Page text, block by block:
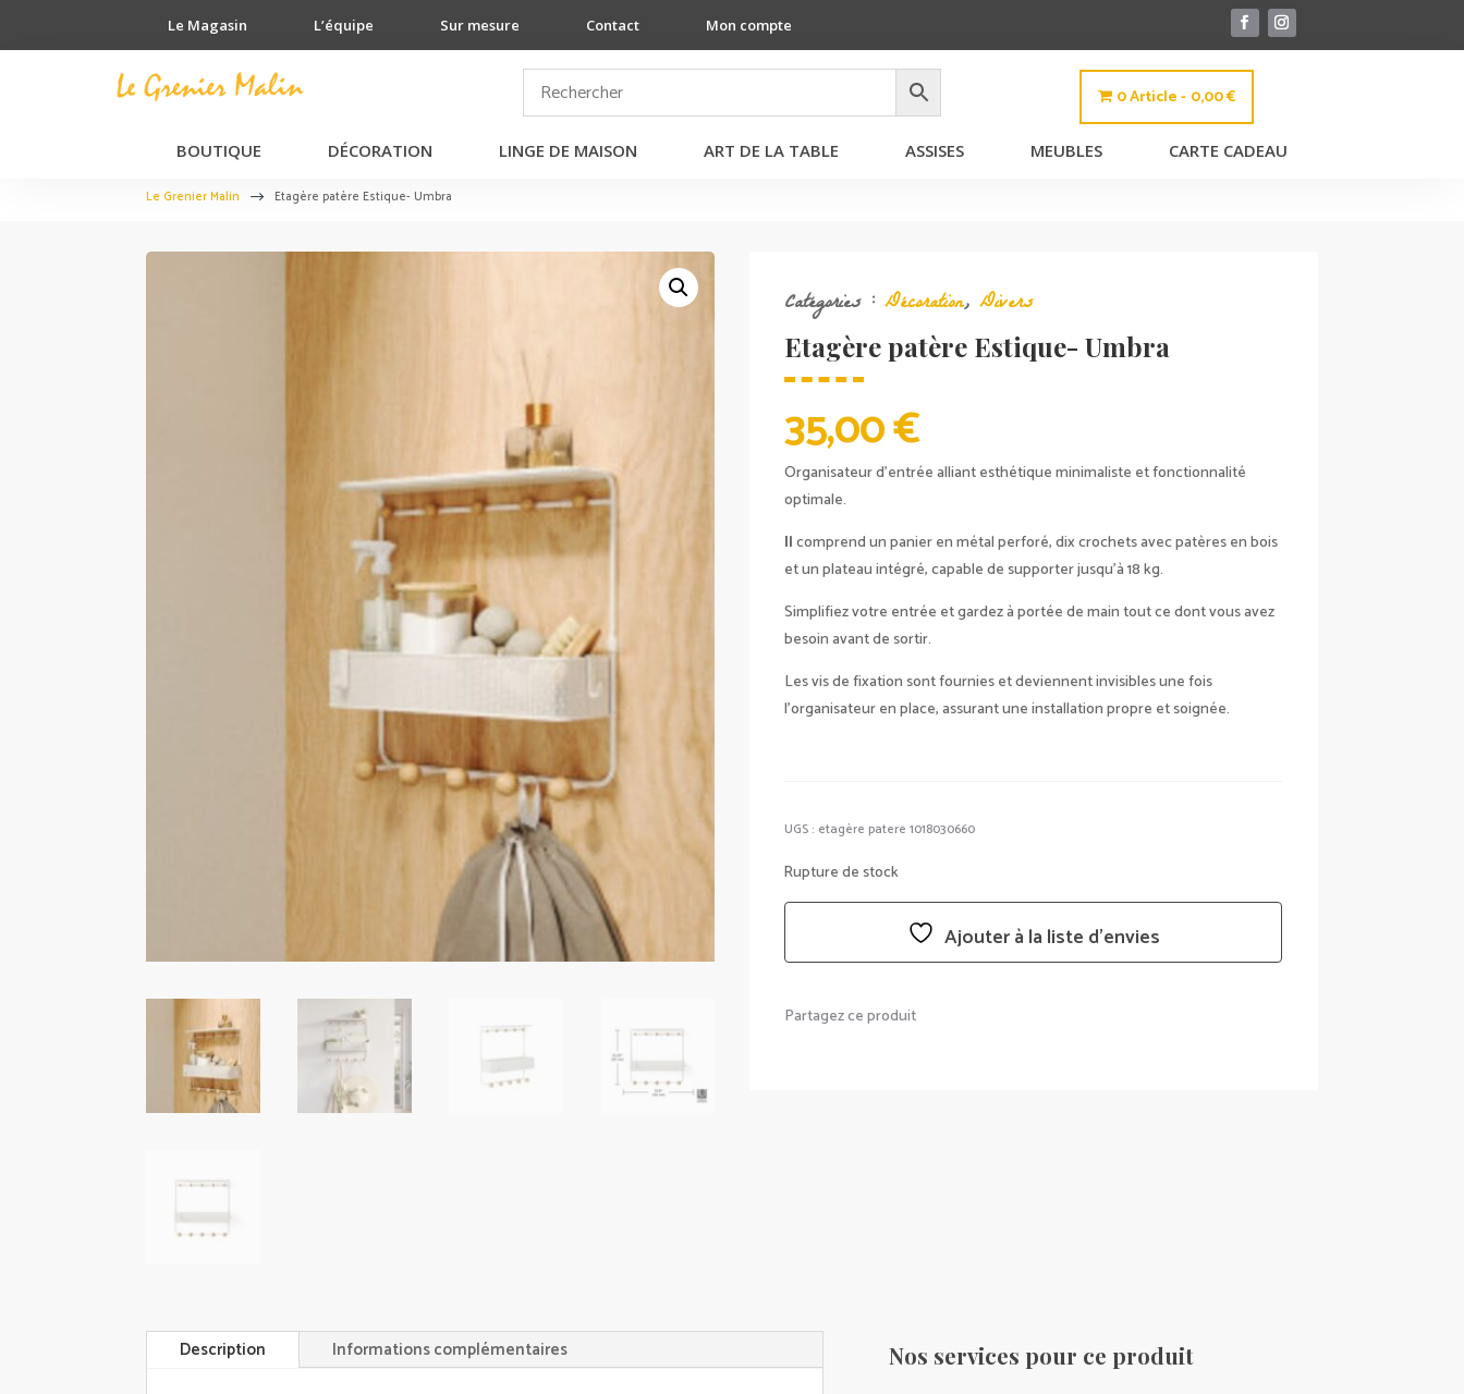
Le Magasin L’équipe Sur mesure Contact Mon compte
0 Article 0,00 €
BOUTIQUE DÉCORATION LINGE DE MAISON ART DE LA TABLE ASSISES MEUBLES CARTE CADEAU
Le Grenier Malin $ Etagère patère Estique- Umbra
Catégories :Décoration,Divers
Etagère patère Estique- Umbra
35,00€
Organisateur d’entrée alliant esthétique minimaliste et fonctionnalité
optimale.
Ilcomprend un panier en métal perforé, dix crochets avec patères en bois
et un plateau intégré, capable de supporter jusqu’à 18 kg.
Simplifiez votre entrée et gardez à portée de main tout ce dont vous avez
besoin avant de sortir.
Les vis de fixation sont fournies et deviennent invisibles une fois
l’organisateur en place, assurant une installation propre et soignée.
UGS : etagère patere 1018030660
Rupture de stock
Ajouter à la liste d’envies
Partagez ce produit
Description Informations complémentaires Nos services pour ce produit